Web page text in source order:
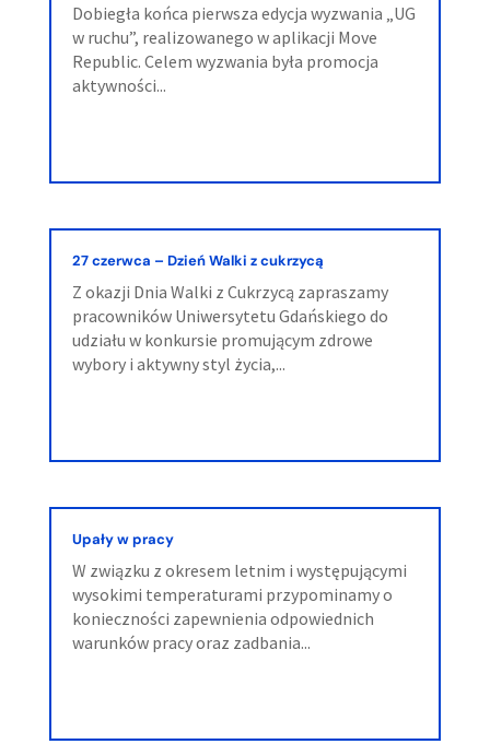
Dobiegła końca pierwsza edycja wyzwania „UG
w ruchu”, realizowanego w aplikacji Move
Republic. Celem wyzwania była promocja
aktywności...
27 czerwca – Dzień Walki z cukrzycą
Z okazji Dnia Walki z Cukrzycą zapraszamy
pracowników Uniwersytetu Gdańskiego do
udziału w konkursie promującym zdrowe
wybory i aktywny styl życia,...
Upały w pracy
W związku z okresem letnim i występującymi
wysokimi temperaturami przypominamy o
konieczności zapewnienia odpowiednich
warunków pracy oraz zadbania...